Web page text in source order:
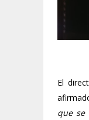
El
que se